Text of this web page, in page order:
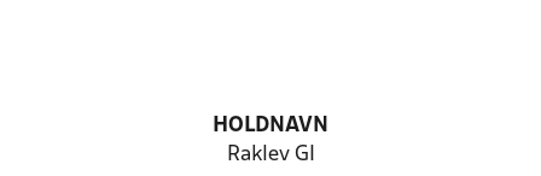
HOLDNAVN
Raklev GI